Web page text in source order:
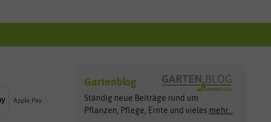
Apple Pay
Gartenblog
Ständig neue Beiträge rund um
Pflanzen, Pflege, Ernte und vieles mehr...